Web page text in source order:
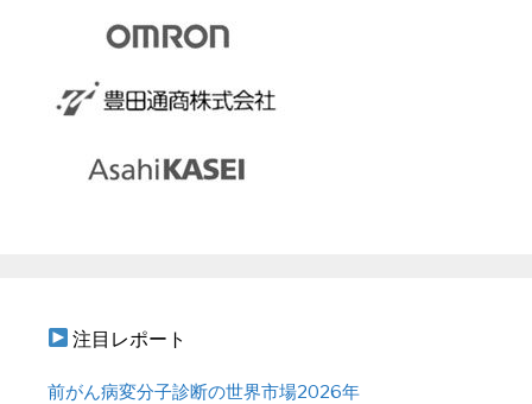
注目レポート
前がん病変分子診断の世界市場2026年